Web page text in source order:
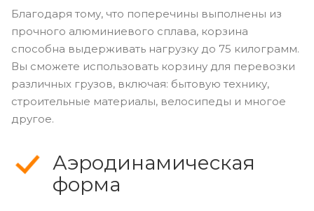
Благодаря тому, что поперечины выполнены из
прочного алюминиевого сплава, корзина
способна выдерживать нагрузку до 75 килограмм.
Вы сможете использовать корзину для перевозки
различных грузов, включая: бытовую технику,
строительные материалы, велосипеды и многое
другое.
Аэродинамическая
форма